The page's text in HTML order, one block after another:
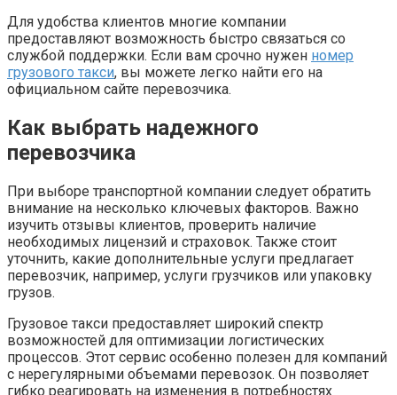
Для удобства клиентов многие компании
предоставляют возможность быстро связаться со
службой поддержки. Если вам срочно нужен номер
грузового такси, вы можете легко найти его на
официальном сайте перевозчика.
Как выбрать надежного
перевозчика
При выборе транспортной компании следует обратить
внимание на несколько ключевых факторов. Важно
изучить отзывы клиентов, проверить наличие
необходимых лицензий и страховок. Также стоит
уточнить, какие дополнительные услуги предлагает
перевозчик, например, услуги грузчиков или упаковку
грузов.
Грузовое такси предоставляет широкий спектр
возможностей для оптимизации логистических
процессов. Этот сервис особенно полезен для компаний
с нерегулярными объемами перевозок. Он позволяет
гибко реагировать на изменения в потребностях